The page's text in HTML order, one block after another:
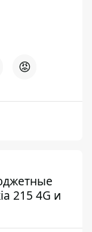
😡
215 4G и